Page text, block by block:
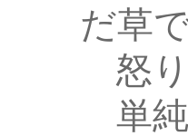
だ草
怒り
単純